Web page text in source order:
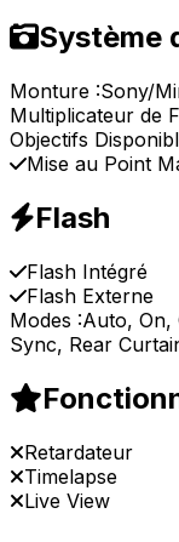
Système
Monture :Sony/
Multiplicateur de
Objectifs
Mise au Point
Flash
Flash Intégré
Flash Externe
Modes :Auto, On,
Sync, Rear
Retardateur
Timelapse
Live View